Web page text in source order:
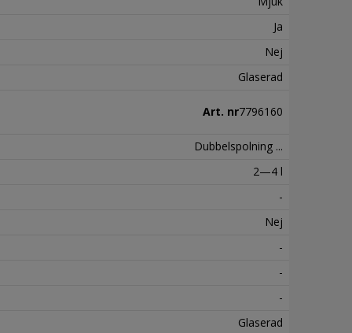
Ja
Nej
Glaserad
Art. nr7796160
Dubbelspolning ...
2—4 l
-
Nej
-
-
-
Glaserad